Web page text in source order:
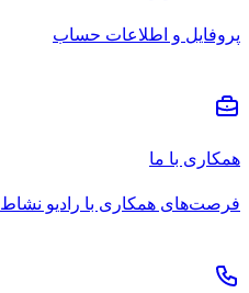
پروفایل و اطلاعات حساب
همکاری با ما
فرصت‌های همکاری با رادیو نشاط